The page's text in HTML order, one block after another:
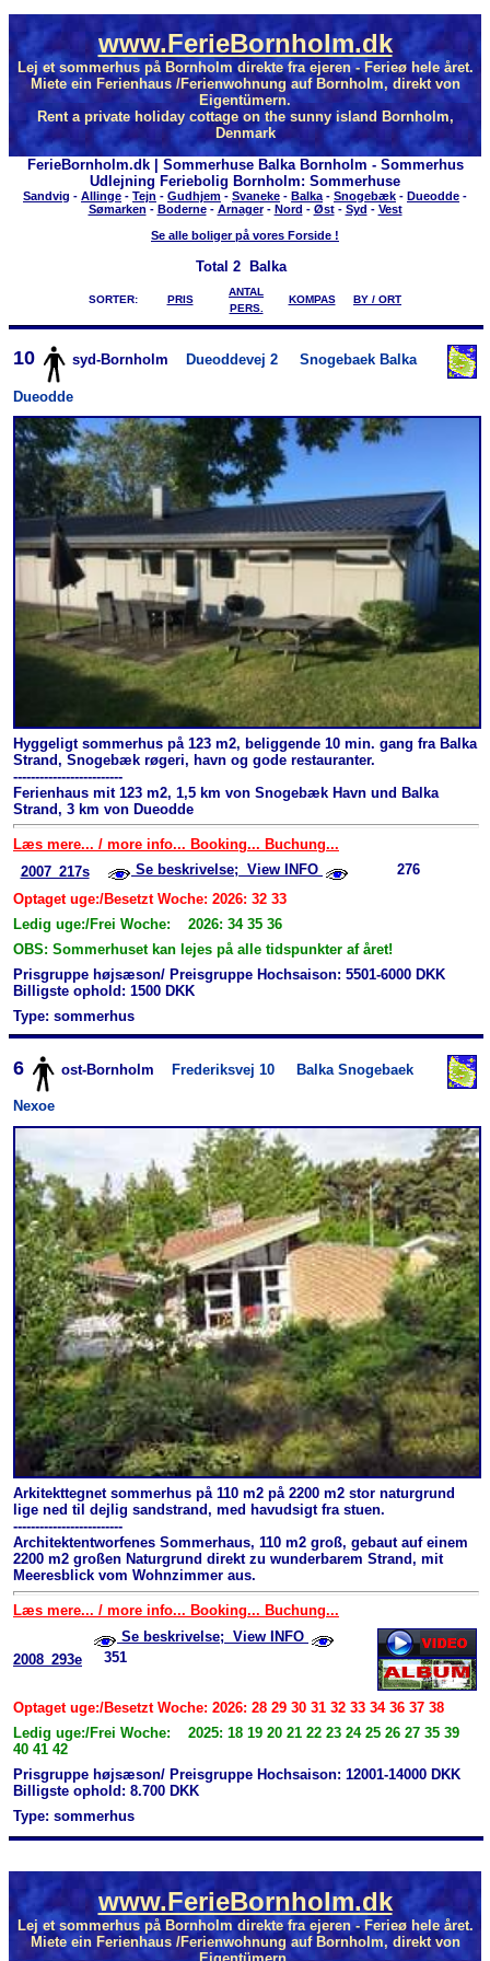
www.FerieBornholm.dk
Lej et sommerhus på Bornholm direkte fra ejeren - Ferieø hele året.
Miete ein Ferienhaus /Ferienwohnung auf Bornholm, direkt von
Eigentümern.
Rent a private holiday cottage on the sunny island Bornholm,
Denmark
FerieBornholm.dk | Sommerhuse Balka Bornholm - Sommerhus
Udlejning Feriebolig Bornholm: Sommerhuse
Sandvig - Allinge - Tejn - Gudhjem - Svaneke - Balka - Snogebæk - Dueodde -
Sømarken - Boderne- Arnager- Nord - Øst- Syd - Vest
Se alle boliger på vores Forside !
Total 2 Balka
SORTER: PRIS
ANTAL
PERS.
KOMPAS BY / ORT
10 syd-Bornholm Dueoddevej 2 Snogebaek Balka
Dueodde
Hyggeligt sommerhus på 123 m2, beliggende 10 min. gang fra Balka
Strand, Snogebæk røgeri, havn og gode restauranter.
-------------------------
Ferienhaus mit 123 m2, 1,5 km von Snogebæk Havn und Balka
Strand, 3 km von Dueodde
Læs mere... / more info... Booking... Buchung...
2007_217s
Se beskrivelse; View INFO
276
Optaget uge:/Besetzt Woche: 2026: 32 33
Ledig uge:/Frei Woche: 2026: 34 35 36
OBS: Sommerhuset kan lejes på alle tidspunkter af året!
Prisgruppe højsæson/ Preisgruppe Hochsaison: 5501-6000 DKK
Billigste ophold: 1500 DKK
Type: sommerhus
6 ost-Bornholm Frederiksvej 10 Balka Snogebaek
Nexoe
Arkitekttegnet sommerhus på 110 m2 på 2200 m2 stor naturgrund
lige ned til dejlig sandstrand, med havudsigt fra stuen.
-------------------------
Architektentworfenes Sommerhaus, 110 m2 groß, gebaut auf einem
2200 m2 großen Naturgrund direkt zu wunderbarem Strand, mit
Meeresblick vom Wohnzimmer aus.
Læs mere... / more info... Booking... Buchung...
2008_293e
Se beskrivelse; View INFO
351
Optaget uge:/Besetzt Woche: 2026: 28 29 30 31 32 33 34 36 37 38
Ledig uge:/Frei Woche: 2025: 18 19 20 21 22 23 24 25 26 27 35 39
40 41 42
Prisgruppe højsæson/ Preisgruppe Hochsaison: 12001-14000 DKK
Billigste ophold: 8.700 DKK
Type: sommerhus
www.FerieBornholm.dk
Lej et sommerhus på Bornholm direkte fra ejeren - Ferieø hele året.
Miete ein Ferienhaus /Ferienwohnung auf Bornholm, direkt von